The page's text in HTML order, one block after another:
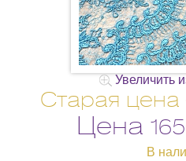
Увеличить
Старая цена
Цена
В